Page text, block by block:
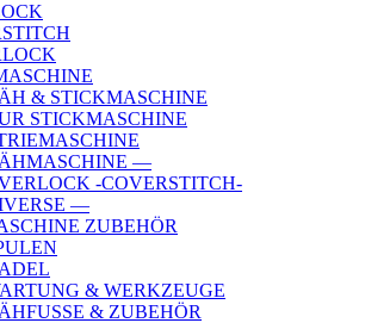
& STICKMASCHINE
STICKMASCHINE
—
-COVERSTITCH-
—
ZUBEHÖR
& WERKZEUGE
& ZUBEHÖR